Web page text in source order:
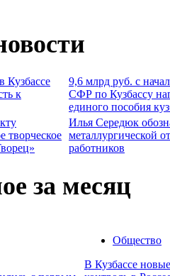
Кузбассе
к
9,6 млрд руб. с
СФР по Кузбассу
единого пособия
творческое
Илья Середюк
металлургической
работников
за месяц
Общество
В Кузбассе